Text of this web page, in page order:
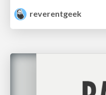
reverentgeek